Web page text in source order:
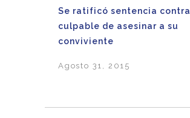
Se ratificó sentencia contra
culpable de asesinar a su
conviviente
Agosto 31, 2015